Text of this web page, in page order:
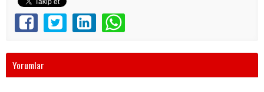
Yorumlar